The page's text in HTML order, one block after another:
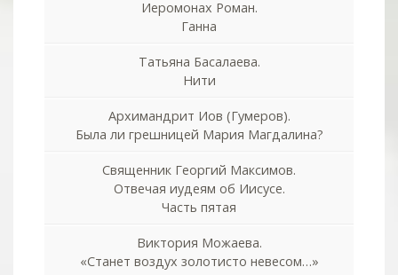
Иеромонах Роман.
Ганна
Татьяна Басалаева.
Нити
Архимандрит Иов (Гумеров).
Была ли грешницей Мария Магдалина?
Священник Георгий Максимов.
Отвечая иудеям об Иисусе.
Часть пятая
Виктория Можаева.
«Станет воздух золотисто невесом…»